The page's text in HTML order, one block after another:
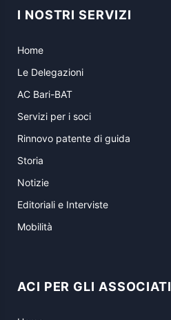
I NOSTRI SERVIZI
Home
Le Delegazioni
AC Bari-BAT
Servizi per i soci
Rinnovo patente di guida
Storia
Notizie
Editoriali e Interviste
Mobilità
ACI PER GLI ASSOCIATI